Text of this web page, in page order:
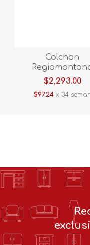
Colchon
London$2,293.00
$97.24x 34